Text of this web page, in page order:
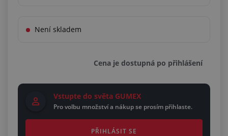
Není skladem
Cena je dostupná po přihlášení
Vstupte do světa GUMEX
Pro volbu množství a nákup se prosím přihlaste.
PŘIHLÁSIT SE